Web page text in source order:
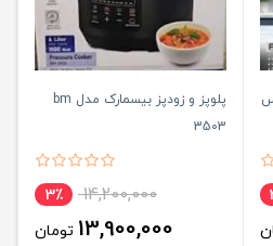
پلوپز و زودپز بیسمارک مدل bm
3503
14,200,000 3٪
13,900,000 تومان